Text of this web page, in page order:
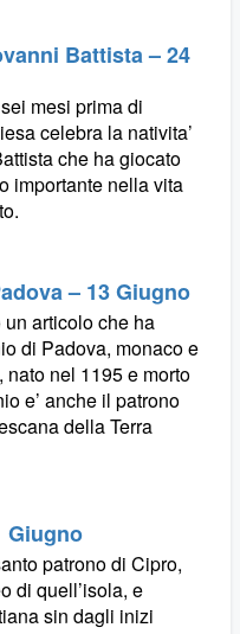
Battista – 24
mesi prima di
celebra la nativita’
che ha giocato
importante nella vita
– 13 Giugno
articolo che ha
di Padova, monaco e
nel 1195 e morto
e’ anche il patrono
della Terra
Giugno
patrono di Cipro,
di quell’isola, e
sin dagli inizi